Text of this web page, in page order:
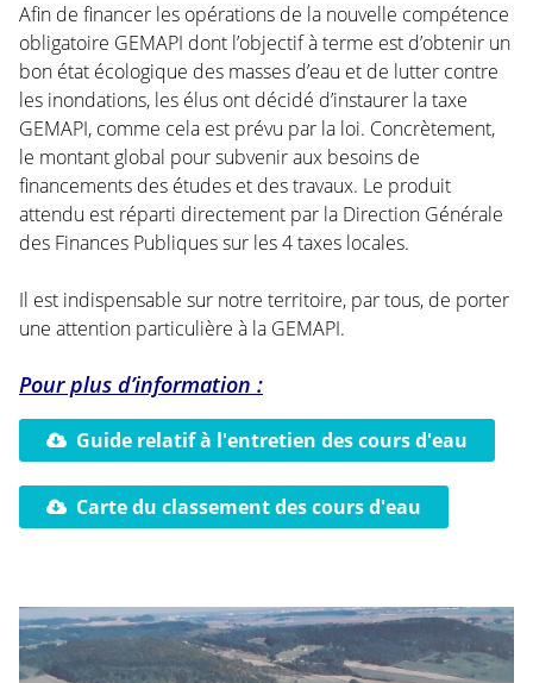
Afin de financer les opérations de la nouvelle compétence
obligatoire GEMAPI dont l’objectif à terme est d’obtenir un
bon état écologique des masses d’eau et de lutter contre
les inondations, les élus ont décidé d’instaurer la taxe
GEMAPI, comme cela est prévu par la loi. Concrètement,
le montant global pour subvenir aux besoins de
financements des études et des travaux. Le produit
attendu est réparti directement par la Direction Générale
des Finances Publiques sur les 4 taxes locales.
Il est indispensable sur notre territoire, par tous, de porter
une attention particulière à la GEMAPI.
Pour plus d’information :
Guide relatif à l'entretien des cours d'eau
Carte du classement des cours d'eau